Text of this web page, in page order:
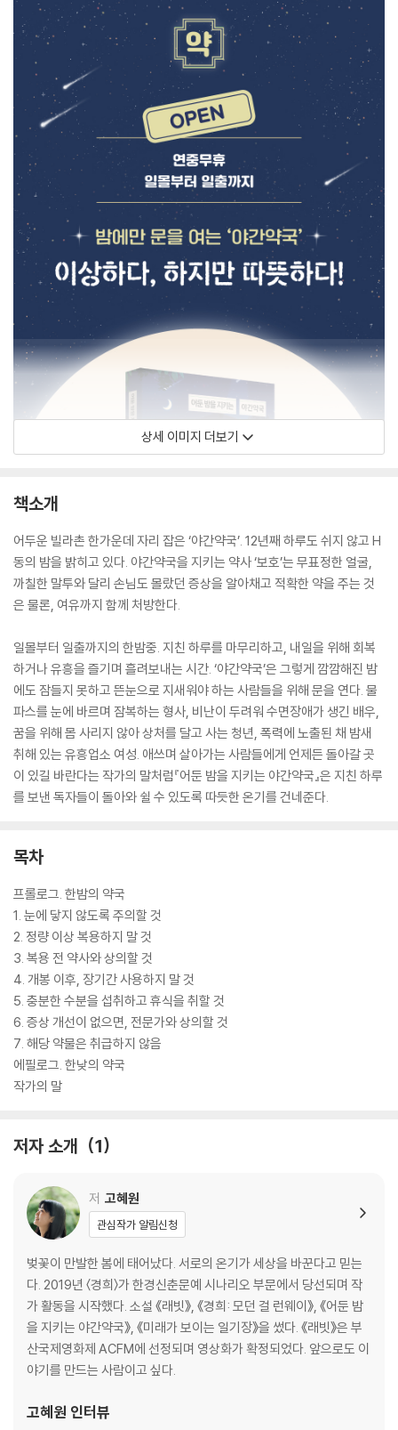
상세 이미지 더보기
책소개
어두운 빌라촌 한가운데 자리 잡은 ‘야간약국’. 12년째 하루도 쉬지 않고 H
동의 밤을 밝히고 있다. 야간약국을 지키는 약사 ‘보호’는 무표정한 얼굴,
까칠한 말투와 달리 손님도 몰랐던 증상을 알아채고 적확한 약을 주는 것
은 물론, 여유까지 함께 처방한다.
일몰부터 일출까지의 한밤중. 지친 하루를 마무리하고, 내일을 위해 회복
하거나 유흥을 즐기며 흘려보내는 시간. ‘야간약국’은 그렇게 깜깜해진 밤
에도 잠들지 못하고 뜬눈으로 지새워야 하는 사람들을 위해 문을 연다. 물
파스를 눈에 바르며 잠복하는 형사, 비난이 두려워 수면장애가 생긴 배우,
꿈을 위해 몸 사리지 않아 상처를 달고 사는 청년, 폭력에 노출된 채 밤새
취해 있는 유흥업소 여성. 애쓰며 살아가는 사람들에게 언제든 돌아갈 곳
이 있길 바란다는 작가의 말처럼『어둔 밤을 지키는 야간약국』은 지친 하루
를 보낸 독자들이 돌아와 쉴 수 있도록 따듯한 온기를 건네준다.
목차
프롤로그. 한밤의 약국
1. 눈에 닿지 않도록 주의할 것
2. 정량 이상 복용하지 말 것
3. 복용 전 약사와 상의할 것
4. 개봉 이후, 장기간 사용하지 말 것
5. 충분한 수분을 섭취하고 휴식을 취할 것
6. 증상 개선이 없으면, 전문가와 상의할 것
7. 해당 약물은 취급하지 않음
에필로그. 한낮의 약국
작가의 말
저자 소개 1
저 고혜원
관심작가 알림신청
벚꽃이 만발한 봄에 태어났다. 서로의 온기가 세상을 바꾼다고 믿는
다. 2019년 〈경희〉가 한경신춘문예 시나리오 부문에서 당선되며 작
가 활동을 시작했다. 소설 《래빗》, 《경희: 모던 걸 런웨이》, 《어둔 밤
을 지키는 야간약국》, 《미래가 보이는 일기장》을 썼다. 《래빗》은 부
산국제영화제 ACFM에 선정되며 영상화가 확정되었다. 앞으로도 이
야기를 만드는 사람이고 싶다.
고혜원 인터뷰